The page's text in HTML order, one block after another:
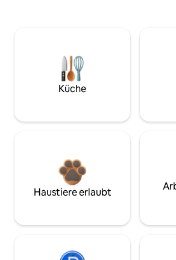
Küche
Haustiere erlaubt